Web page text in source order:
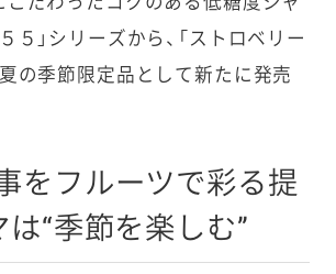
」シリーズから、「ストロベリー
の季節限定品として新たに発売
をフルーツで彩る提
は“季節を楽しむ”